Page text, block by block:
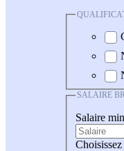
SALAIRE
Salaire